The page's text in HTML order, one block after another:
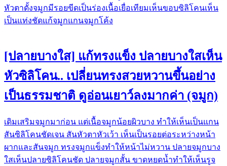
หัวตาดั้งจมูกมีรอยขีดเป็นร่องเนื้อเยื่อเทียมเห็นขอบซิลิโคนเห็น
เป็นแท่งชัดแก้จมูกแกนจมูกโค้ง
[ปลายบางใส] แก้ทรงแข็ง ปลายบางใสเห็น
หัวซิลิโคน.. เปลี่ยนทรงสวยหวานขึ้นอย่าง
เป็นธรรมชาติ ดูอ่อนเยาว์ลงมากค่า (จมูก)
เดิมเสริมจมูกมาก่อน แต่เนื้อจมูก​น้อย​ผิวบาง​ ทำให้เห็นเป็นแกน
สันซิล​ิโคน​ชัดเจน​ สันหัวตาหัวเว้า ​เห็น​เป็นรอยต่อระหว่างหน้า
ผากและสันจมูก​ ทรงจมูก​แข็งทำให้หน้าไม่หวาน​ ปลายจมูก​บาง
ใสเห็นปลายซิลิโคน​ชัด​ ปลายจมู​กสั้น​ ขาดหยดน้ำทำให้เห็นรูจ